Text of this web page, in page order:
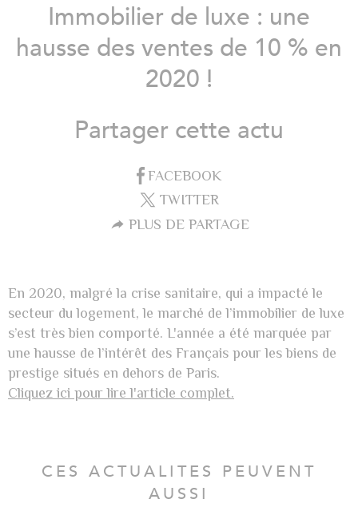
Immobilier de luxe : une
hausse des ventes de 10 % en
2020 !
Partager cette actu
FACEBOOK
TWITTER
PLUS DE PARTAGE
En 2020, malgré la crise sanitaire, qui a impacté le
secteur du logement, le marché de l’immobilier de luxe
s’est très bien comporté. L'année a été marquée par
une hausse de l’intérêt des Français pour les biens de
prestige situés en dehors de Paris.
Cliquez ici pour lire l'article complet.
CES ACTUALITES PEUVENT
AUSSI